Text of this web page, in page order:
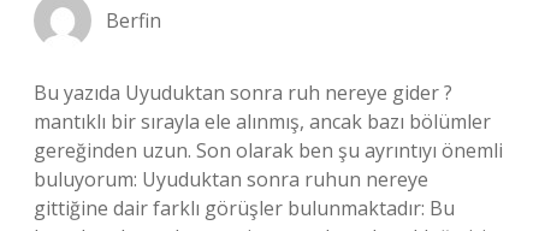
Berfin
Bu yazıda Uyuduktan sonra ruh nereye gider ?
mantıklı bir sırayla ele alınmış, ancak bazı bölümler
gereğinden uzun. Son olarak ben şu ayrıntıyı önemli
buluyorum: Uyuduktan sonra ruhun nereye
gittiğine dair farklı görüşler bulunmaktadır: Bu